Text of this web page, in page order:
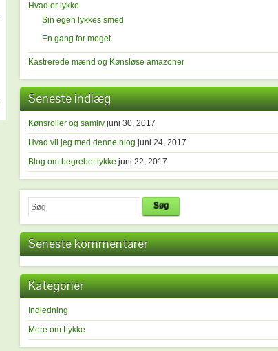
Hvad er lykke
Sin egen lykkes smed
En gang for meget
Kastrerede mænd og Kønsløse amazoner
Seneste indlæg
Kønsroller og samliv juni 30, 2017
Hvad vil jeg med denne blog juni 24, 2017
Blog om begrebet lykke juni 22, 2017
Søg
Seneste kommentarer
Kategorier
Indledning
Mere om Lykke